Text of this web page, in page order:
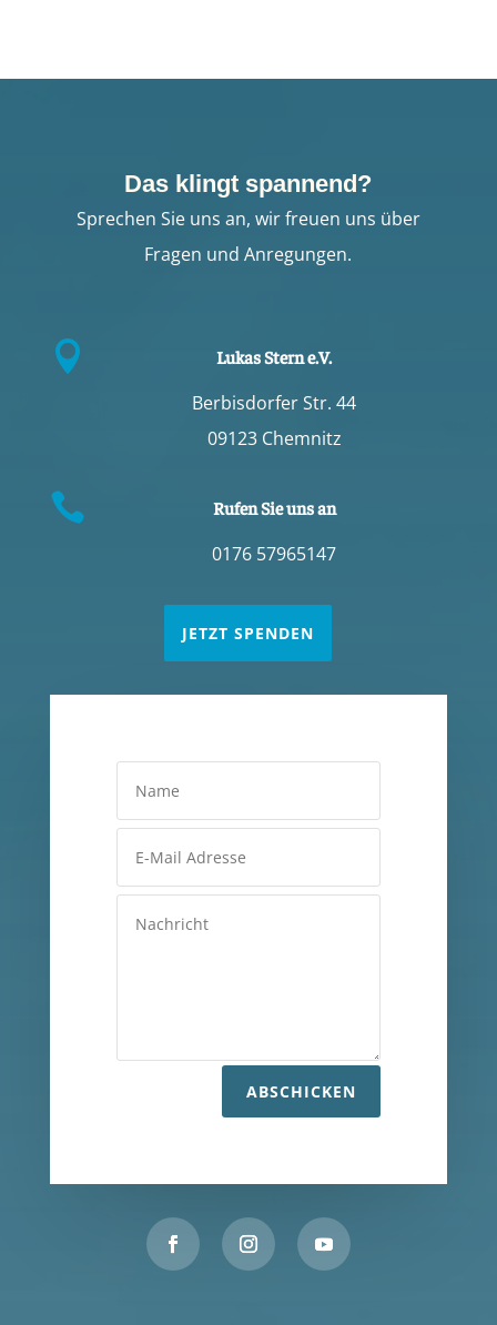
Das klingt spannend?
Sprechen Sie uns an, wir freuen uns über
Fragen und Anregungen.
 Lukas Stern e.V.
Berbisdorfer Str. 44
09123 Chemnitz
 Rufen Sie uns an
0176 57965147
JETZT SPENDEN
ABSCHICKEN